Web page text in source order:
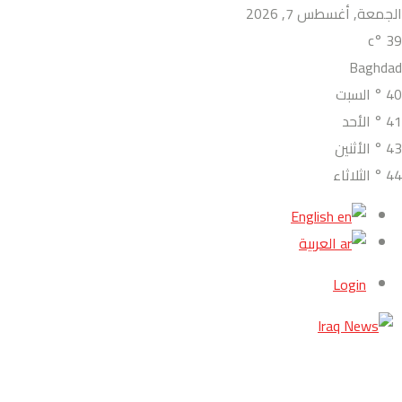
الجمعة, أغسطس 7, 2026
39
°c
Baghdad
40
° السبت
41
° الأحد
43
° الأثنين
44
° الثلاثاء
English
العربية
Login